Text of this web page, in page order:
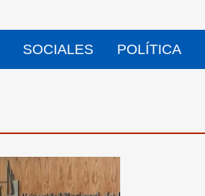
SOCIALES POLÍTICA